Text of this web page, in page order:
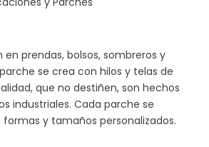
Ocasion
prendas, bolsos, sombreros y
se crea con hilos y telas de
que no destiñen, son hechos
industriales. Cada parche se
y tamaños personalizados.